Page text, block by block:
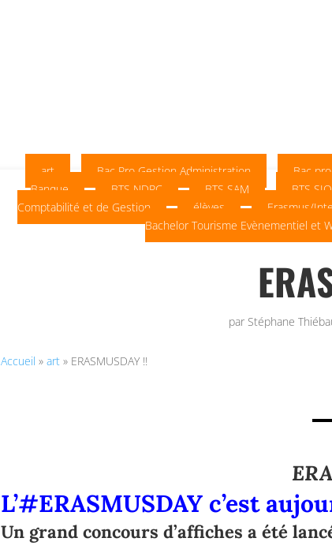
art Bac Pro Gestion Administration Bac
Banque
BTS NDRC BTS SAM BTS SIO
Comptabilité et de Gestion
élèves Erasmus/
Bachelor Tourisme Evènementiel et
par Stéphane
Accueil » art» ERASMUSDAY !!
L’#ERASMUSDAYc’est
Un grand concours d’affiches a été